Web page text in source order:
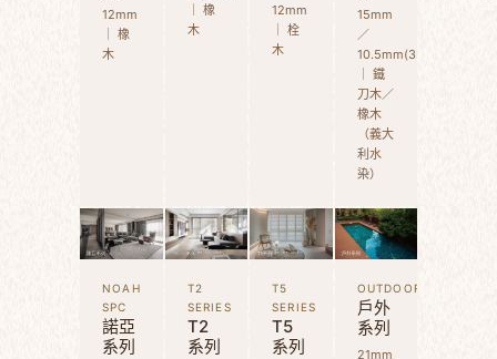
12mm
｜ 橡
木
｜ 橡
木
12mm
｜ 栓
木
15mm
／
10.5mm(3D)
｜ 鐵
刀木／
橡木
（義大
利水
染）
NOAH
SPC
諾亞
系列
T2
SERIES
T2
系列
T5
SERIES
T5
系列
OUTDOOR
戶外
系列
21mm